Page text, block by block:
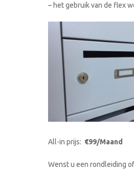
– het gebruik van de flex
All-in prijs: €99/Maand
Wenst u een rondleiding